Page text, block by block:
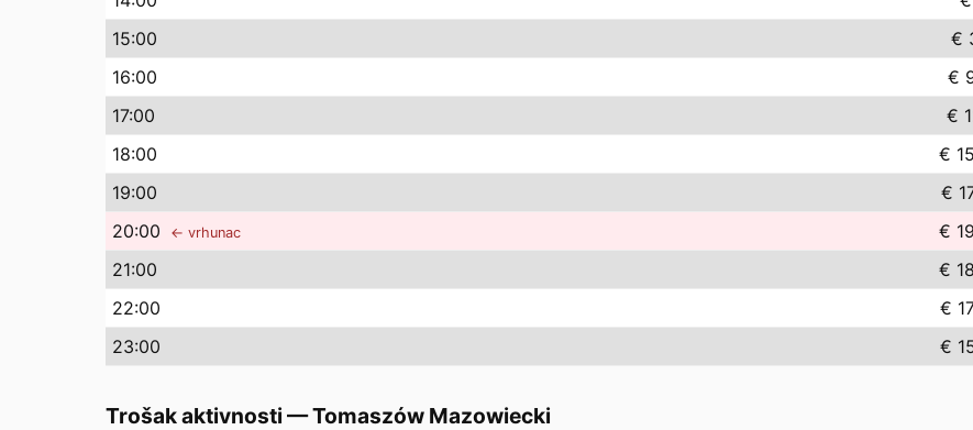
15:00 €
16:00 €
17:00 €
18:00 €
19:00 €
20:00 ← vrhunac €
21:00 €
22:00 €
23:00 €
Trošak aktivnosti —Tomaszów Mazowiecki